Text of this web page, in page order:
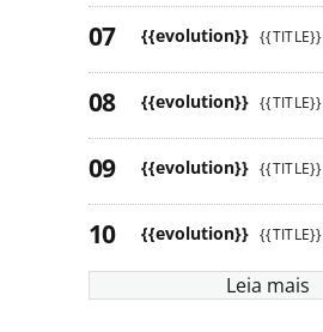
{{evolution}} {{TITLE}}
{{evolution}} {{TITLE}}
{{evolution}} {{TITLE}}
{{evolution}} {{TITLE}}
Leia mais